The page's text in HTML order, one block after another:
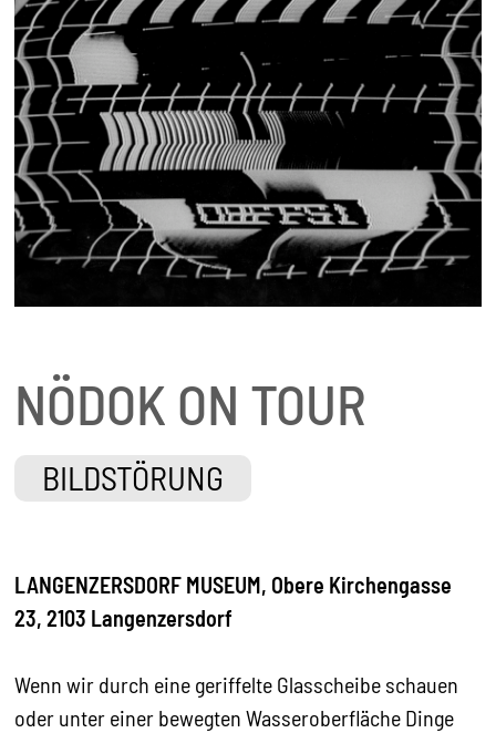
NÖDOK ON TOUR
BILDSTÖRUNG
LANGENZERSDORF MUSEUM, Obere Kirchengasse
23, 2103 Langenzersdorf
Wenn wir durch eine geriffelte Glasscheibe schauen
oder unter einer bewegten Wasseroberfläche Dinge